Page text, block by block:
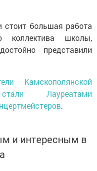
большая работа
коллектива школы,
представили
Камскополянской
Лауреатами
.
и интересным в